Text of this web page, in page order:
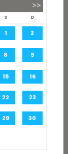
S D
1 2
8 9
15 16
22 23
29 30